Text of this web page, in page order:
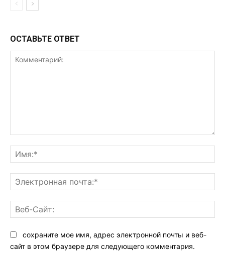
ОСТАВЬТЕ ОТВЕТ
сохраните мое имя, адрес электронной почты и веб-
сайт в этом браузере для следующего комментария.